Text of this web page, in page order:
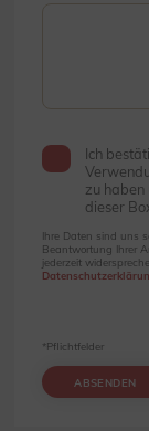
Ich
zu
dieser
Ihre Daten sind uns
Beantwortung Ihrer
jederzeit
ABSENDEN
*Pflichtfelder